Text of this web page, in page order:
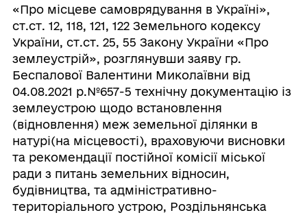
«Про місцеве самоврядування в Україні»,
ст.ст. 12, 118, 121, 122 Земельного кодексу
України, ст.ст. 25, 55 Закону України «Про
землеустрій», розглянувши заяву гр.
Беспалової Валентини Миколаївни від
04.08.2021 р.№657-5 технічну документацію із
землеустрою щодо встановлення
(відновлення) меж земельної ділянки в
натурі(на місцевості), враховуючи висновки
та рекомендації постійної комісії міської
ради з питань земельних відносин,
будівництва, та адміністративно-
територіального устрою, Роздільнянська